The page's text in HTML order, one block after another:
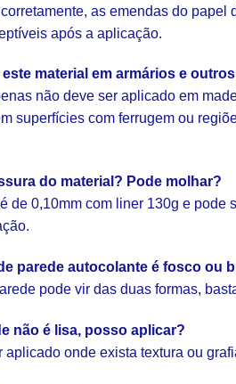
as emendas do papel
após a aplicação.
material em armários e
não deve ser aplicado em
superfícies com ferrugem ou
do material? Pode molhar?
de 0,10mm com liner 130g e pode
parede autocolante é fosco ou
pode vir das duas formas,
não é lisa, posso aplicar?
aplicado onde exista textura ou